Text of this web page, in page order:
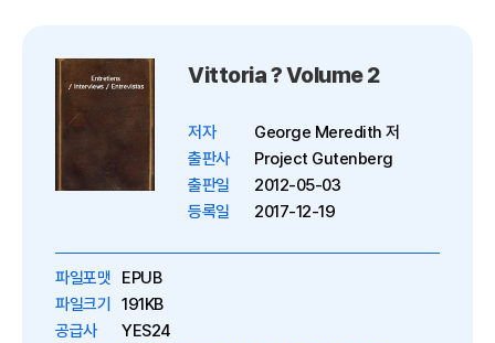
Vittoria ? Volume 2
저자
George Meredith 저
출판사
Project Gutenberg
출판일
2012-05-03
등록일
2017-12-19
파일포맷
EPUB
파일크기
191KB
공급사
YES24